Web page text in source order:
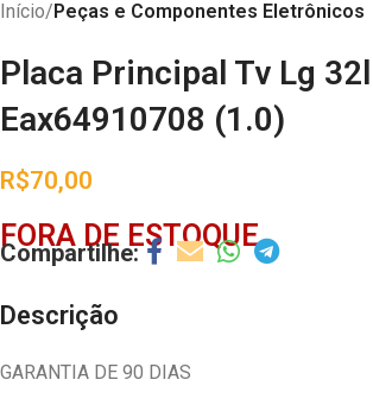
Início Peças e Componentes Eletrônicos
Placa Principal Tv Lg
Eax64910708 (1.0)
R$70,00
FORA DE ESTOQUE
Descrição
GARANTIA DE 90 DIAS